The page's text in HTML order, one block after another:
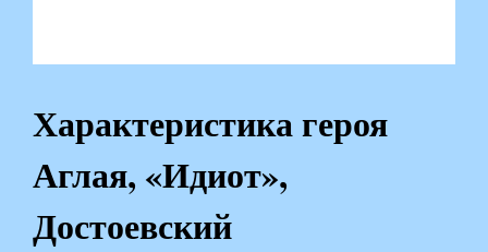
Характеристика героя
Аглая, «Идиот»,
Достоевский